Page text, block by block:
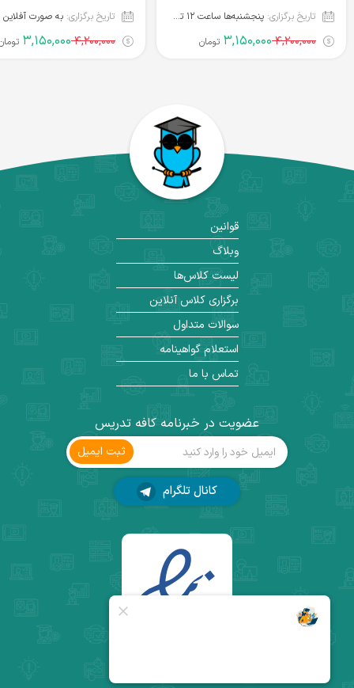
تاریخ برگزاری:
پنجشنبه‌ها ساعت ۱۲ تا ۱۶ (شروع از ۲۶ شهریور)
۴,۲۰۰,۰۰۰ ۳,۱۵۰,۰۰۰ تومان
تاریخ برگزاری: به صورت آفلاین
۴,۲۰۰,۰۰۰ ۳,۱۵۰,۰۰۰
عضویت در خبرنامه کافه تدریس
ثبت ‌ایمیل
کانال تلگرام
قوانین
وبلاگ
لیست کلاس‌ها
برگزاری کلاس آنلاین
سوالات متداول
استعلام گواهینامه
تماس با ما